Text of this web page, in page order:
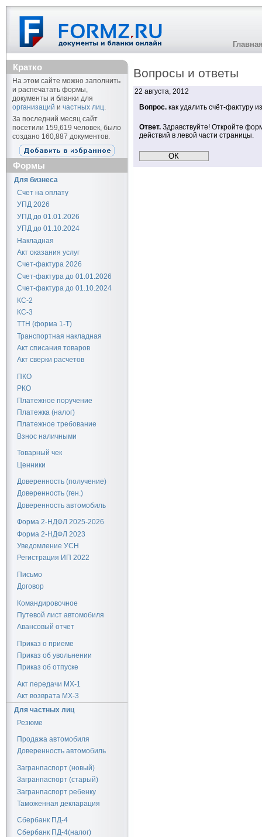
Кратко
На этом сайте можно заполнить
и распечатать формы,
документы и бланки для
организаций и частных лиц.
За последний месяц сайт
посетили 159,619 человек, было
создано 160,887 документов.
Формы
Для бизнеса
Счет на оплату
УПД 2026
УПД до 01.01.2026
УПД до 01.10.2024
Накладная
Акт оказания услуг
Счет-фактура 2026
Счет-фактура до 01.01.2026
Счет-фактура до 01.10.2024
КС-2
КС-3
ТТН (форма 1-Т)
Транспортная накладная
Акт списания товаров
Акт сверки расчетов
ПКО
РКО
Платежное поручение
Платежка (налог)
Платежное требование
Взнос наличными
Товарный чек
Ценники
Доверенность (получение)
Доверенность (ген.)
Доверенность автомобиль
Форма 2-НДФЛ 2025-2026
Форма 2-НДФЛ 2023
Уведомление УСН
Регистрация ИП 2022
Письмо
Договор
Командировочное
Путевой лист автомобиля
Авансовый отчет
Приказ о приеме
Приказ об увольнении
Приказ об отпуске
Акт передачи МХ-1
Акт возврата МХ-3
Для частных лиц
Резюме
Продажа автомобиля
Доверенность автомобиль
Загранпаспорт (новый)
Загранпаспорт (старый)
Загранпаспорт ребенку
Таможенная декларация
Сбербанк ПД-4
Сбербанк ПД-4(налог)
Вопросы и ответы
22 августа, 2012
Вопрос. как удалить счёт-фактуру
Ответ. Здравствуйте! Откройте
действий в левой части страницы.